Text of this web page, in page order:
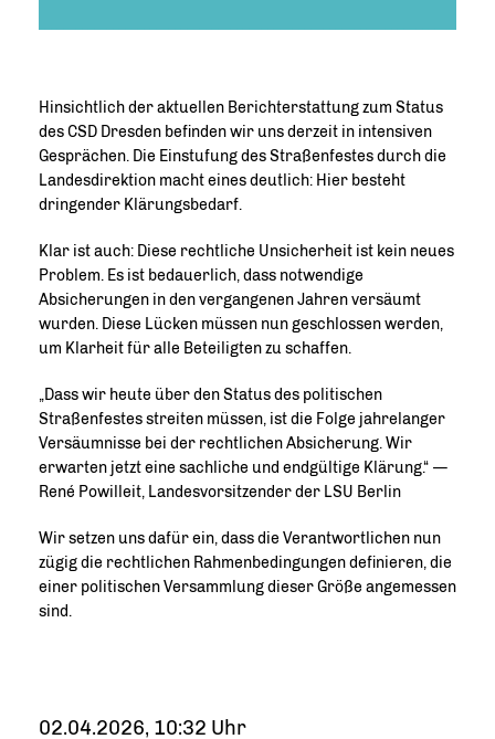
Hinsichtlich der aktuellen Berichterstattung zum Status
des CSD Dresden befinden wir uns derzeit in intensiven
Gesprächen. Die Einstufung des Straßenfestes durch die
Landesdirektion macht eines deutlich: Hier besteht
dringender Klärungsbedarf.
Klar ist auch: Diese rechtliche Unsicherheit ist kein neues
Problem. Es ist bedauerlich, dass notwendige
Absicherungen in den vergangenen Jahren versäumt
wurden. Diese Lücken müssen nun geschlossen werden,
um Klarheit für alle Beteiligten zu schaffen.
Dass wir heute über den Status des politischen
Straßenfestes streiten müssen, ist die Folge jahrelanger
Versäumnisse bei der rechtlichen Absicherung. Wir
erwarten jetzt eine sachliche und endgültige Klärung.“ —
René Powilleit, Landesvorsitzender der LSU Berlin
Wir setzen uns dafür ein, dass die Verantwortlichen nun
zügig die rechtlichen Rahmenbedingungen definieren, die
einer politischen Versammlung dieser Größe angemessen
sind.
02.04.2026, 10:32 Uhr